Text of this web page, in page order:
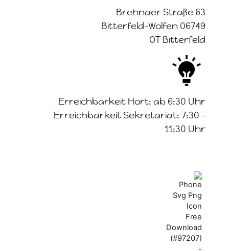
Brehnaer Straße 63
06749 Bitterfeld-Wolfen
OT Bitterfeld
Erreichbarkeit Hort: ab 6:30 Uhr
Erreichbarkeit Sekretariat: 7:30 -
11:30 Uhr